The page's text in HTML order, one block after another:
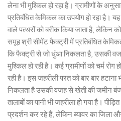
लेना भी मुश्किल हो रहा है। ग्रामीणों के
प्रतिबंधित केमिकल का उपयोग हो रहा
वाले पत्थरों को बरीक किया जाता है, लेकिन
समूह श्री सीमेंट फैक्ट्री में प्रतिबंधित
कि फैक्ट्री से जो धुंआ निकलता है, उसकी
मुश्किल हो रही है। कई ग्रामीणों को चर्म
रही है। इस जहरीली परत को बार बार
निकलता है उसकी वजह से खेती की जमीन
तालाबों का पानी भी जहरीला हो गया है।
प्रदर्शन कर रहे हैं, लेकिन ब्यावर का जिला